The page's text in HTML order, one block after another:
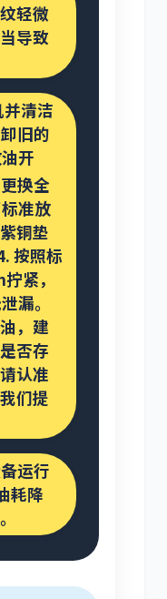
轻微
导致
并清洁
旧的
开
换全
准放
铜垫
按照标
紧，
漏。
，建
否存
认准
们提
运行
耗降